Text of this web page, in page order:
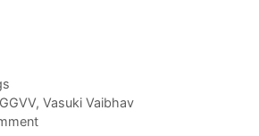
GGVV,Vasuki Vaibhav